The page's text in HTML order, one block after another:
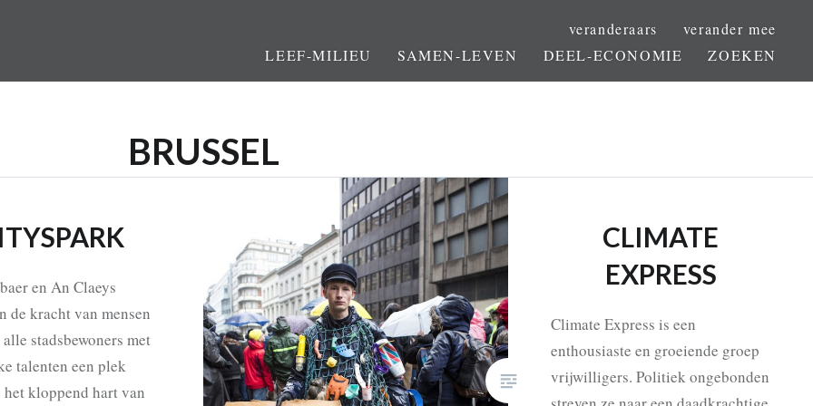
veranderaars
verander mee
LEEF-MILIEU
SAMEN-LEVEN DEEL-ECONOMIE ZOEKEN
BRUSSEL
en An Claeys
de kracht van mensen
stadsbewoners met
talenten een plek
het kloppend hart van
CLIMATE
EXPRESS
Climate Express is een
enthousiaste en groeiende groep
vrijwilligers. Politiek ongebonden